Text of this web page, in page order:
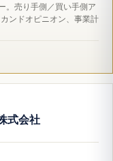
。売り手側／買い手側ア
ンドオピニオン、事業計
式会社